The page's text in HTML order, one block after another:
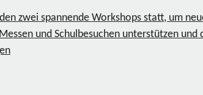
zwei spannende Workshops statt, um
und Schulbesuchen unterstützen